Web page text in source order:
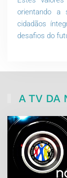
orientando a
cidadãos
desafios do
A TV DA